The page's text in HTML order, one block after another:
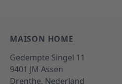
MAISON HOME
Gedempte Singel 11
9401 JM Assen
Drenthe, Nederland